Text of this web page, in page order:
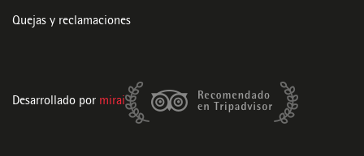
Quejas y reclamaciones
Desarrollado por mirai